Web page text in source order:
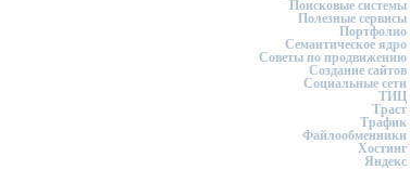
Поисковые системы
Полезные сервисы
Портфолио
Семантическое ядро
Советы по продвижению
Создание сайтов
Социальные сети
ТИЦ
Траст
Трафик
Файлообменники
Хостинг
Яндекс